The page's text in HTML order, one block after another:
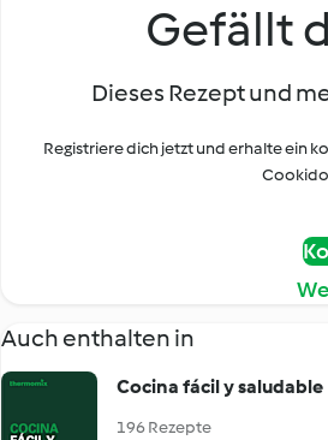
Gefällt
Dieses Rezept und
Registriere dich jetzt und erhalte ein
Auch enthalten in
Cocina fácil y saludable
196 Rezepte